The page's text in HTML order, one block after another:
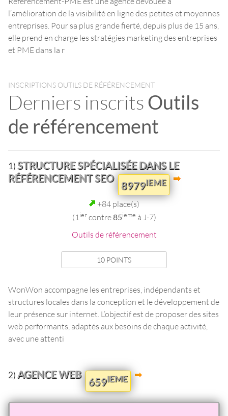
l’amélioration de la visibilité en ligne des petites et moyennes
entreprises. Pour sa plus grande fierté, depuis plus de 15 ans,
elle prend en charge les stratégies marketing des entreprises
et PME dans la r
INSCRIPTIONS OUTILS DE RÉFÉRENCEMENT
Derniers inscritsOutils
de référencement
1)STRUCTURE SPÉCIALISÉE DANS LE
RÉFÉRENCEMENT SEO
8979IEME
+84 place(s)
(1 iercontre85ieme à J-7)
Outils de référencement
10 POINTS
WonWon accompagne les entreprises, indépendants et
structures locales dans la conception et le développement de
leur présence sur internet. L’objectif est de proposer des sites
web performants, adaptés aux besoins de chaque activité,
avec une attenti
2)AGENCE WEB
659IEME